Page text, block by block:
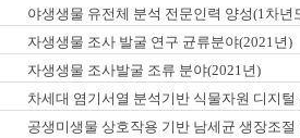
야생생물 유전체 분석 전문인력 양성(1차년
자생생물 조사 발굴 연구 균류분야(2021년)
자생생물 조사발굴 조류 분야(2021년)
차세대 염기서열 분석기반 식물자원 디지
도)
공생미생물 상호작용 기반 남세균 생장조